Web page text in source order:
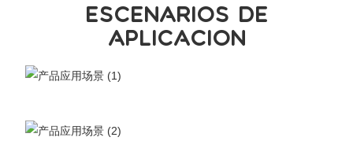
ESCENARIOS DE
APLICACIÓN